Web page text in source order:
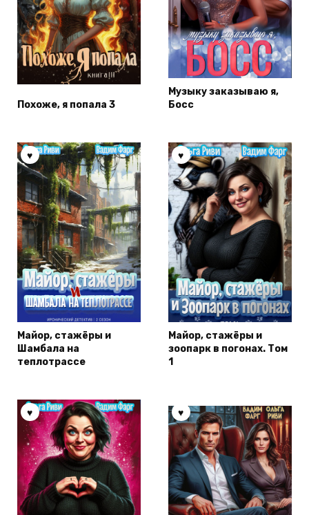
Похоже, я попала 3
Музыку заказываю я,
Босс
Майор, стажёры и
Шамбала на
теплотрассе
Майор, стажёры и
зоопарк в погонах. Том
1